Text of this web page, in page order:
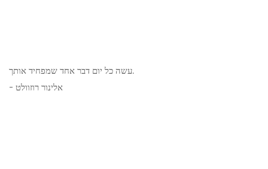
עשה כל יום דבר אחד שמפחיד אותך.
- אלינור רוזוולט